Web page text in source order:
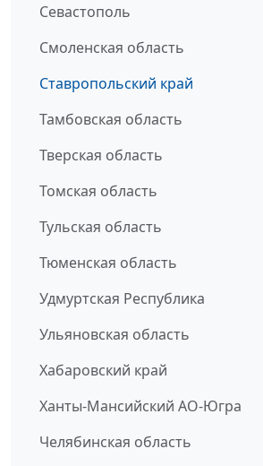
Севастополь
Смоленская область
Ставропольский край
Тамбовская область
Тверская область
Томская область
Тульская область
Тюменская область
Удмуртская Республика
Ульяновская область
Хабаровский край
Ханты-Мансийский АО-Югра
Челябинская область